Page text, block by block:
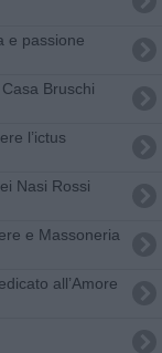
e passione
Bruschi
l’ictus
Nasi Rossi
e Massoneria
all’Amore